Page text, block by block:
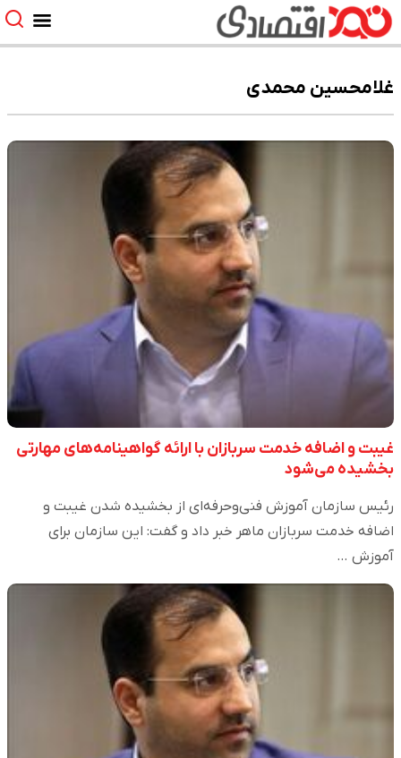
غلامحسین محمدی
غیبت و اضافه خدمت سربازان با ارائه گواهینامه‌های مهارتی
بخشیده می‌شود
رئیس سازمان آموزش فنی‌وحرفه‌ای از بخشیده شدن غیبت و
اضافه خدمت سربازان ماهر خبر داد و گفت: این سازمان برای
آموزش …